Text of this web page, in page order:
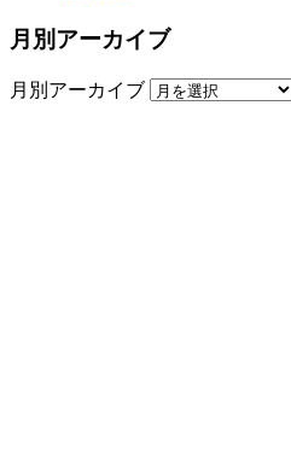
月別アーカイブ
月別アーカイブ